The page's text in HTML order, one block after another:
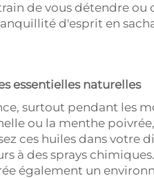
de vous détendre ou
d'esprit en
essentielles naturelles
surtout pendant les
ou la menthe
ces huiles dans votre
à des sprays
également un